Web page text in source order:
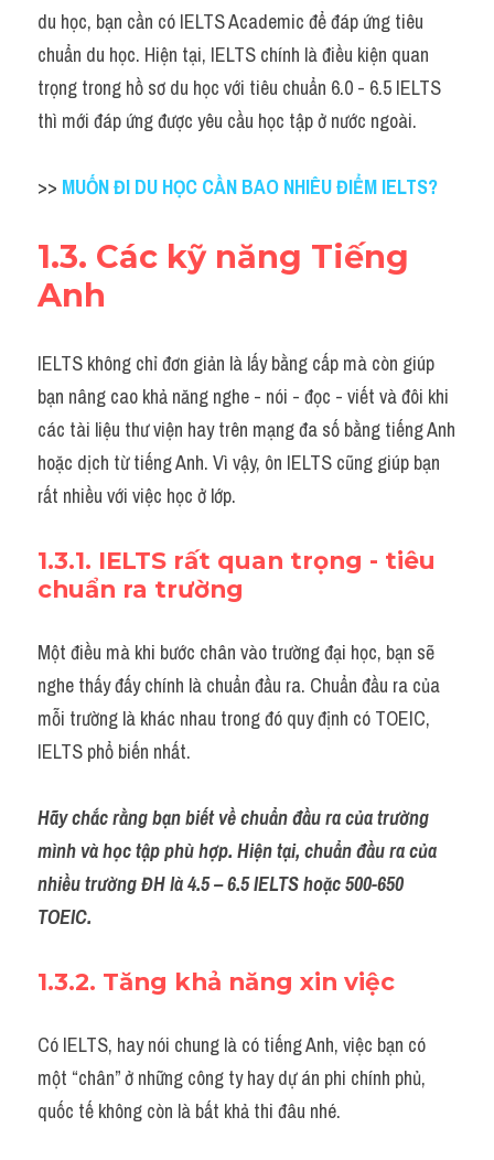
du học, bạn cần có IELTS Academic để đáp ứng tiêu
chuẩn du học. Hiện tại, IELTS chính là điều kiện quan
trọng trong hồ sơ du học với tiêu chuẩn 6.0 - 6.5 IELTS
thì mới đáp ứng được yêu cầu học tập ở nước ngoài.
>> MUỐN ĐI DU HỌC CẦN BAO NHIÊU ĐIỂM IELTS?
1.3. Các kỹ năng Tiếng
Anh
IELTS không chỉ đơn giản là lấy bằng cấp mà còn giúp
bạn nâng cao khả năng nghe - nói - đọc - viết và đôi khi
các tài liệu thư viện hay trên mạng đa số bằng tiếng Anh
hoặc dịch từ tiếng Anh. Vì vậy, ôn IELTS cũng giúp bạn
rất nhiều với việc học ở lớp.
1.3.1. IELTS rất quan trọng - tiêu
chuẩn ra trường
Một điều mà khi bước chân vào trường đại học, bạn sẽ
nghe thấy đấy chính là chuẩn đầu ra. Chuẩn đầu ra của
mỗi trường là khác nhau trong đó quy định có TOEIC,
IELTS phổ biến nhất.
Hãy chắc rằng bạn biết về chuẩn đầu ra của trường
mình và học tập phù hợp. Hiện tại, chuẩn đầu ra của
nhiều trường ĐH là 4.5 – 6.5 IELTS hoặc 500-650
TOEIC.
1.3.2. Tăng khả năng xin việc
Có IELTS, hay nói chung là có tiếng Anh, việc bạn có
một “chân” ở những công ty hay dự án phi chính phủ,
quốc tế không còn là bất khả thi đâu nhé.